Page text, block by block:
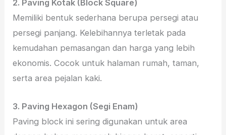
2. Paving Kotak (Block Square)
Memiliki bentuk sederhana berupa persegi atau
persegi panjang. Kelebihannya terletak pada
kemudahan pemasangan dan harga yang lebih
ekonomis. Cocok untuk halaman rumah, taman,
serta area pejalan kaki.
3. Paving Hexagon (Segi Enam)
Paving block ini sering digunakan untuk area